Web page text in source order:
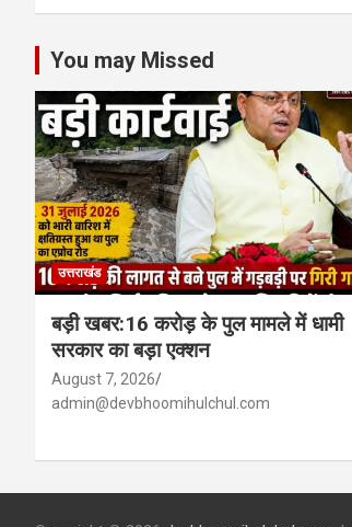
You may Missed
उत्तराखंड
बड़ी खबर:16 करोड़ के पुल मामले में धामी
सरकार का बड़ा एक्शन
August 7, 2026
admin@devbhoomihulchul.com